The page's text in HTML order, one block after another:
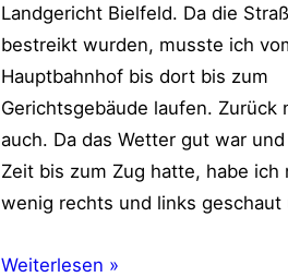
Landgericht Bielfeld. Da die
bestreikt wurden, musste ich
Hauptbahnhof bis dort bis zum
Gerichtsgebäude laufen. Zurück
auch. Da das Wetter gut war
Zeit bis zum Zug hatte, habe ich
wenig rechts und links
Far
Weiterlesen »